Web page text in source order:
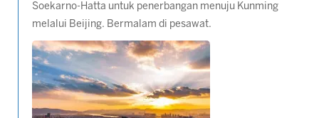
Soekarno-Hatta untuk penerbangan menuju Kunming
melalui Beijing. Bermalam di pesawat.